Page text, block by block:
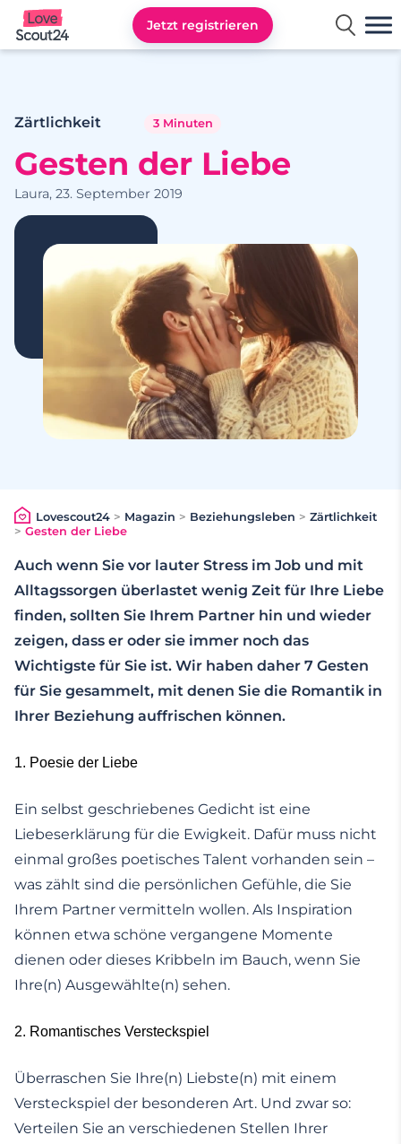
Lovescout24
Jetzt registrieren
Zärtlichkeit 3 Minuten
Gesten der Liebe
Laura, 23. September 2019
Lovescout24> Magazin > Beziehungsleben > Zärtlichkeit
> Gesten der Liebe
Auch wenn Sie vor lauter Stress im Job und mit
Alltagssorgen überlastet wenig Zeit für Ihre Liebe
finden, sollten Sie Ihrem Partner hin und wieder
zeigen, dass er oder sie immer noch das
Wichtigste für Sie ist. Wir haben daher 7 Gesten
für Sie gesammelt, mit denen Sie die Romantik in
Ihrer Beziehung auffrischen können.
1. Poesie der Liebe
Ein selbst geschriebenes Gedicht ist eine
Liebeserklärung für die Ewigkeit. Dafür muss nicht
einmal großes poetisches Talent vorhanden sein –
was zählt sind die persönlichen Gefühle, die Sie
Ihrem Partner vermitteln wollen. Als Inspiration
können etwa schöne vergangene Momente
dienen oder dieses Kribbeln im Bauch, wenn Sie
Ihre(n) Ausgewählte(n) sehen.
2. Romantisches Versteckspiel
Überraschen Sie Ihre(n) Liebste(n) mit einem
Versteckspiel der besonderen Art. Und zwar so:
Verteilen Sie an verschiedenen Stellen Ihrer